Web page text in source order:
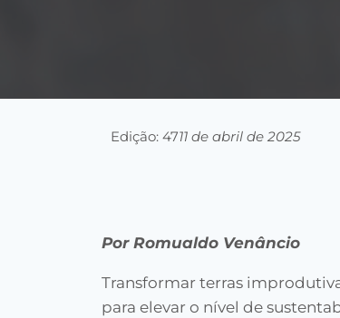
Edição: 4711 de abril de 2025
Por Romualdo Venâncio
Transformar terras
para elevar o nível de